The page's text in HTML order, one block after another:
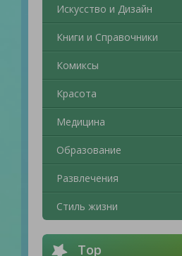
Искусство и Дизайн
Книги и Справочники
Комиксы
Красота
Медицина
Образование
Развлечения
Стиль жизни
Top